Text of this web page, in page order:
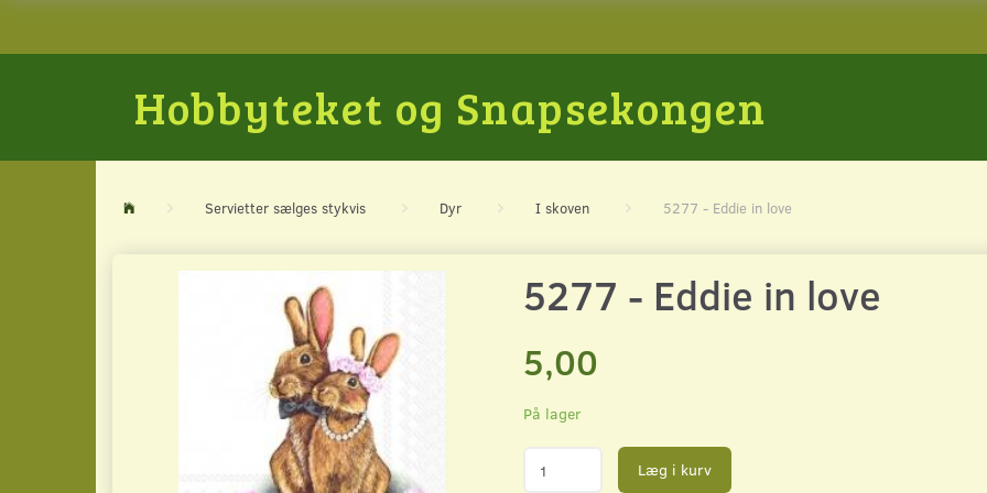
Hobbyteket og Snapsekongen
Servietter sælges stykvis Dyr I skoven 5277 - Eddie in love
5277 - Eddie in love
5,00
På lager
Læg i kurv